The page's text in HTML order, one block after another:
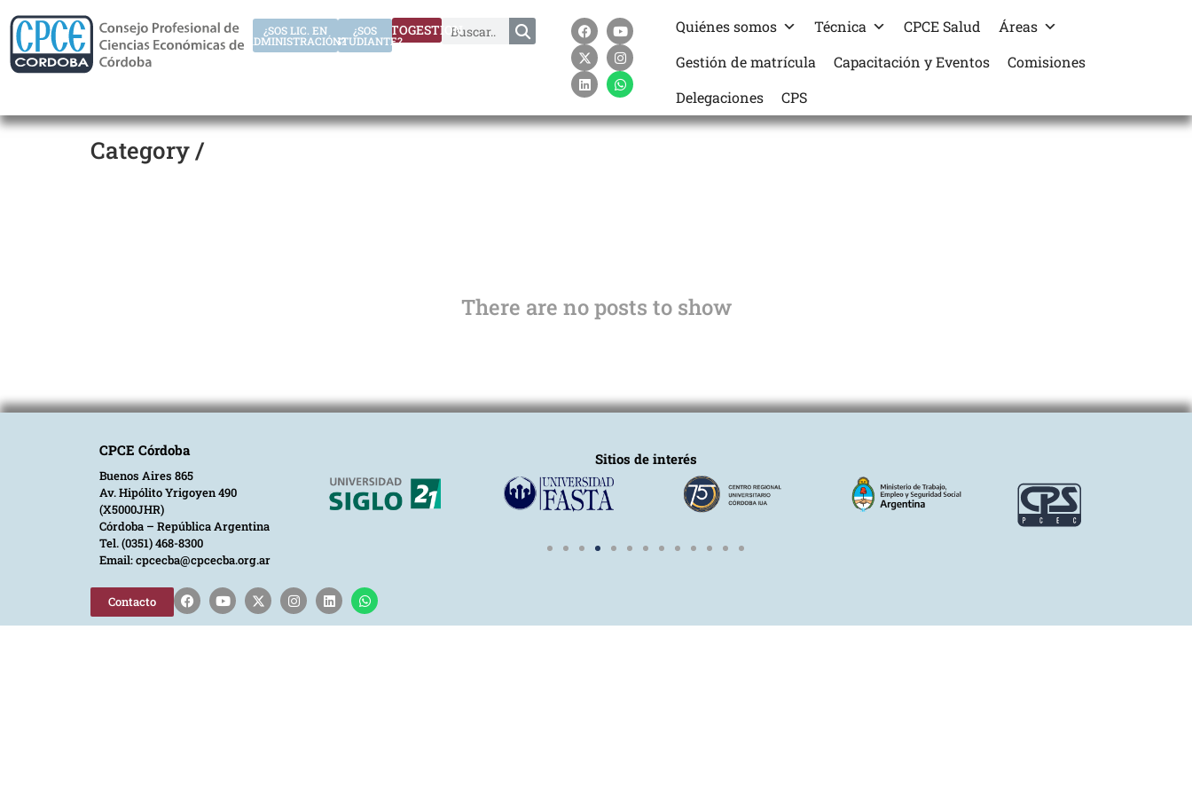
AUTOGESTION
¿SOS
ESTUDIANTE?
¿SOS LIC. EN
ADMINISTRACIÓN?
Quiénes somos Técnica CPCE Salud
Áreas
Gestión de matrícula
Capacitación y Eventos
Comisiones
Delegaciones
CPS
Category /
There are no posts to show
CPCE Córdoba
Buenos Aires 865
Av. Hipólito Yrigoyen 490
(X5000JHR)
Córdoba – República Argentina
Tel. (0351) 468-8300
Email: cpcecba@cpcecba.org.ar
Sitios de interés
Contacto